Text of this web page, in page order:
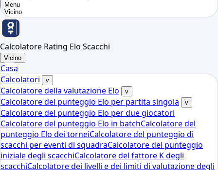
Menu
Vicino
Calcolatore Rating Elo Scacchi
Vicino
Casa
Calcolatori
v
Calcolatore della valutazione Elo v
Calcolatore del punteggio Elo per partita singola v
Calcolatore del punteggio Elo per due giocatori
Calcolatore del punteggio Elo in batchCalcolatore del
punteggio Elo dei torneiCalcolatore del punteggio di
scacchi per eventi di squadraCalcolatore del punteggio
iniziale degli scacchiCalcolatore del fattore K degli
scacchiCalcolatore dei livelli e dei limiti di valutazione degli